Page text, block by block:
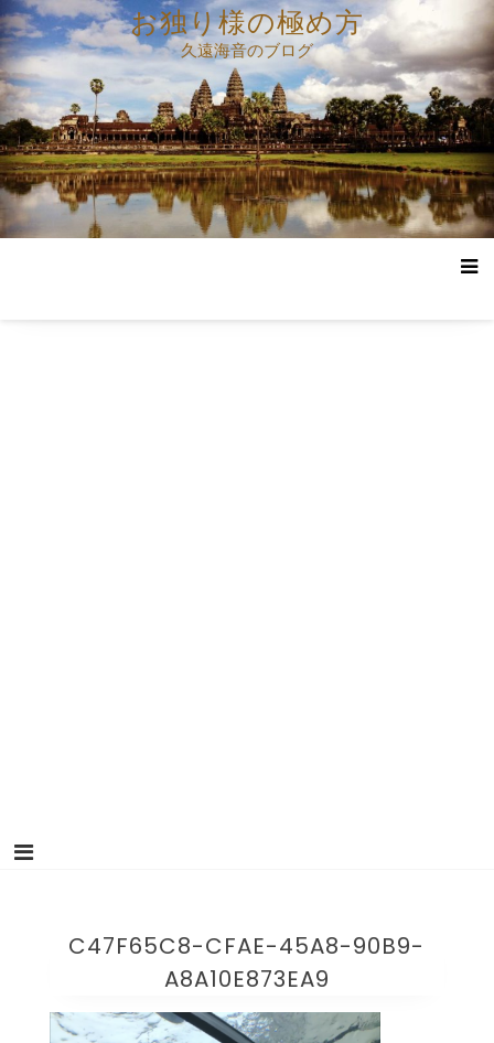
コ
ン
テ
ン
ツ
へ
ス
キ
ッ
お独り様の極め方
久遠海音のブログ
C47F65C8-CFAE-45A8-90B9-
A8A10E873EA9